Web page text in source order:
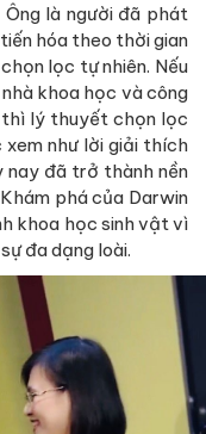
là người đã phát
hóa theo thời gian
lọc tự nhiên. Nếu
khoa học và công
lý thuyết chọn lọc
xem như lời giải thích
nay đã trở thành nền
phá của Darwin
khoa học sinh vật vì
đa dạng loài.